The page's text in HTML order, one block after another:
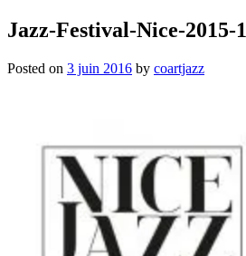
Jazz-Festival-Nice-2015-1
Posted on 3 juin 2016 by coartjazz